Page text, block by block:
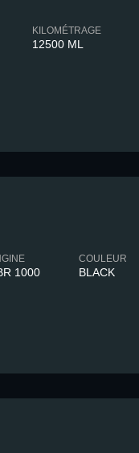
KILOMÉTRAGE
12500 ML
1000
COULEUR
BLACK